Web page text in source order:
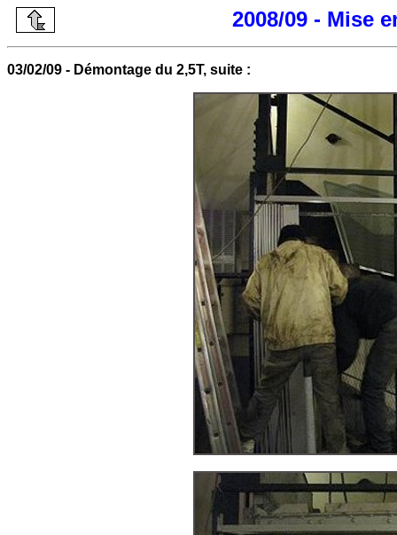
2008/09 - Mise
03/02/09 - Démontage du 2,5T, suite :